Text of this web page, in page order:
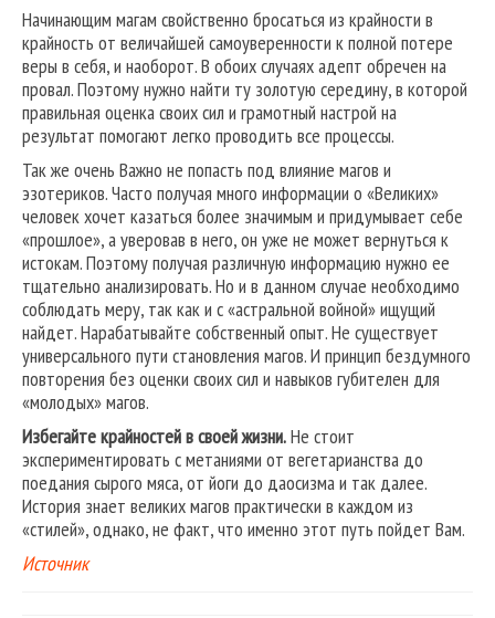
Начинающим магам свойственно бросаться из крайности в
крайность от величайшей самоуверенности к полной потере
веры в себя, и наоборот. В обоих случаях адепт обречен на
провал. Поэтому нужно найти ту золотую середину, в которой
правильная оценка своих сил и грамотный настрой на
результат помогают легко проводить все процессы.
Так же очень Важно не попасть под влияние магов и
эзотериков. Часто получая много информации о «Великих»
человек хочет казаться более значимым и придумывает себе
«прошлое», а уверовав в него, он уже не может вернуться к
истокам. Поэтому получая различную информацию нужно ее
тщательно анализировать. Но и в данном случае необходимо
соблюдать меру, так как и с «астральной войной» ищущий
найдет. Нарабатывайте собственный опыт. Не существует
универсального пути становления магов. И принцип бездумного
повторения без оценки своих сил и навыков губителен для
«молодых» магов.
Избегайте крайностей в своей жизни.Не стоит
экспериментировать с метаниями от вегетарианства до
поедания сырого мяса, от йоги до даосизма и так далее.
История знает великих магов практически в каждом из
«стилей», однако, не факт, что именно этот путь пойдет Вам.
Источник